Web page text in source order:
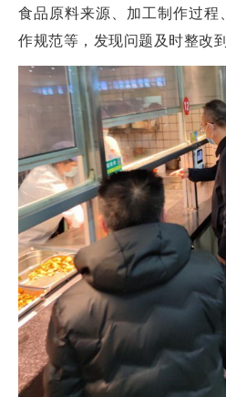
食品原料来源、加工制作过程
作规范等，发现问题及时整改到